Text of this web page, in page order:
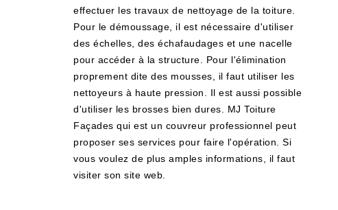
effectuer les travaux de nettoyage de la toiture.
Pour le démoussage, il est nécessaire d'utiliser
des échelles, des échafaudages et une nacelle
pour accéder à la structure. Pour l'élimination
proprement dite des mousses, il faut utiliser les
nettoyeurs à haute pression. Il est aussi possible
d'utiliser les brosses bien dures. MJ Toiture
Façades qui est un couvreur professionnel peut
proposer ses services pour faire l'opération. Si
vous voulez de plus amples informations, il faut
visiter son site web.